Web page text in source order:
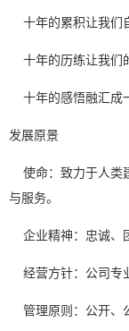
十年的累积让我们
十年的历练让我们
十年的感悟融汇成
发展原景
使命：致力于人类
与服务。
企业精神：忠诚、
经营方针：公司专
管理原则：公开、